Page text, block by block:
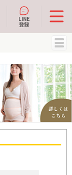
LINE
登録